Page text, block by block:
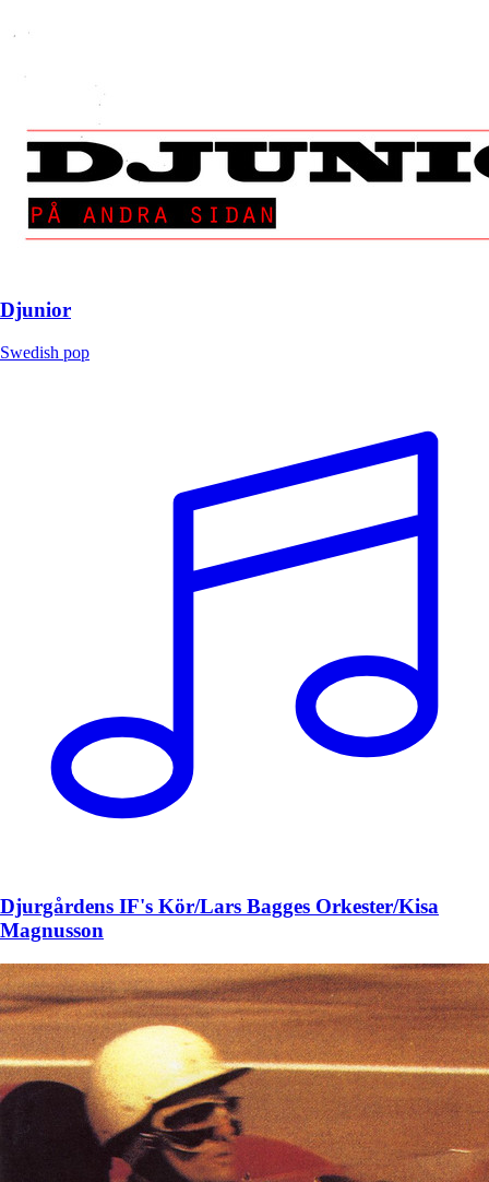
Djunior
Swedish pop
Djurgårdens IF's Kör/Lars Bagges Orkester/Kisa
Magnusson